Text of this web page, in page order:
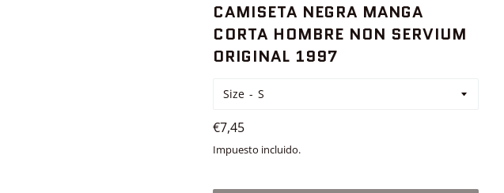
CAMISETA NEGRA MANGA
CORTA HOMBRE NON SERVIUM
ORIGINAL 1997
Size
Precio
habitual
€7,45
Impuesto incluido.